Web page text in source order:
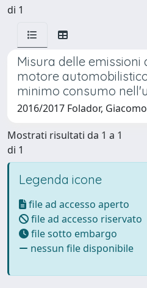
di 1
Misura delle emissioni
motore
minimo consumo
2016/2017 Folador, Giacomo
Mostrati risultati da 1 a 1
di 1
Legenda icone
file ad accesso aperto
file ad accesso riservato
file sotto embargo
nessun file disponibile